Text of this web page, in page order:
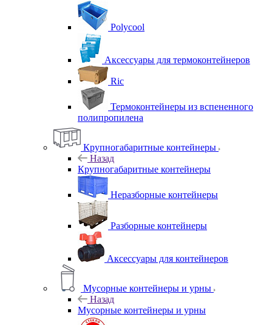
Polycool
Аксессуары для термоконтейнеров
Ric
Термоконтейнеры из вспененного
полипропилена
Крупногабаритные контейнеры
Назад
Крупногабаритные контейнеры
Неразборные контейнеры
Разборные контейнеры
Аксессуары для контейнеров
Мусорные контейнеры и урны
Назад
Мусорные контейнеры и урны